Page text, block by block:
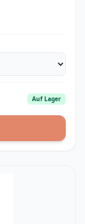
Auf Lager